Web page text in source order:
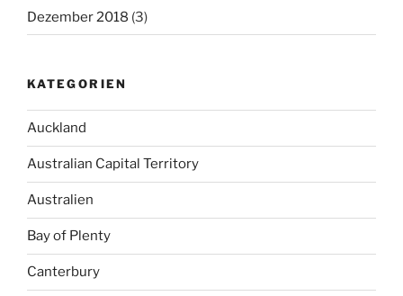
Dezember 2018 (3)
KATEGORIEN
Auckland
Australian Capital Territory
Australien
Bay of Plenty
Canterbury